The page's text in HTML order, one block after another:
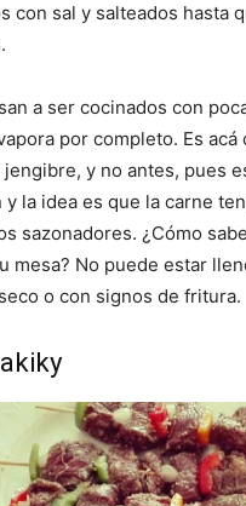
con sal y salteados hasta
a ser cocinados con
por completo. Es acá
y no antes, pues
y la idea es que la carne
sazonadores. ¿Cómo
mesa? No puede estar
o con signos de fritura.